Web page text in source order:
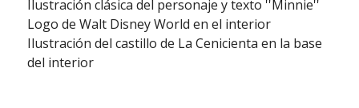
Ilustración clásica del personaje y texto ''Minnie''
Logo de Walt Disney World en el interior
Ilustración del castillo de La Cenicienta en la base
del interior